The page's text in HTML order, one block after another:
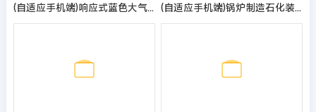
(自适应手机端)响应式蓝色大气环保设备网站pbootcms模板 环境工程设备网站源码 (自适应手机端)锅炉制造石化装备类网站pbootcms模板 压力容器网站源码